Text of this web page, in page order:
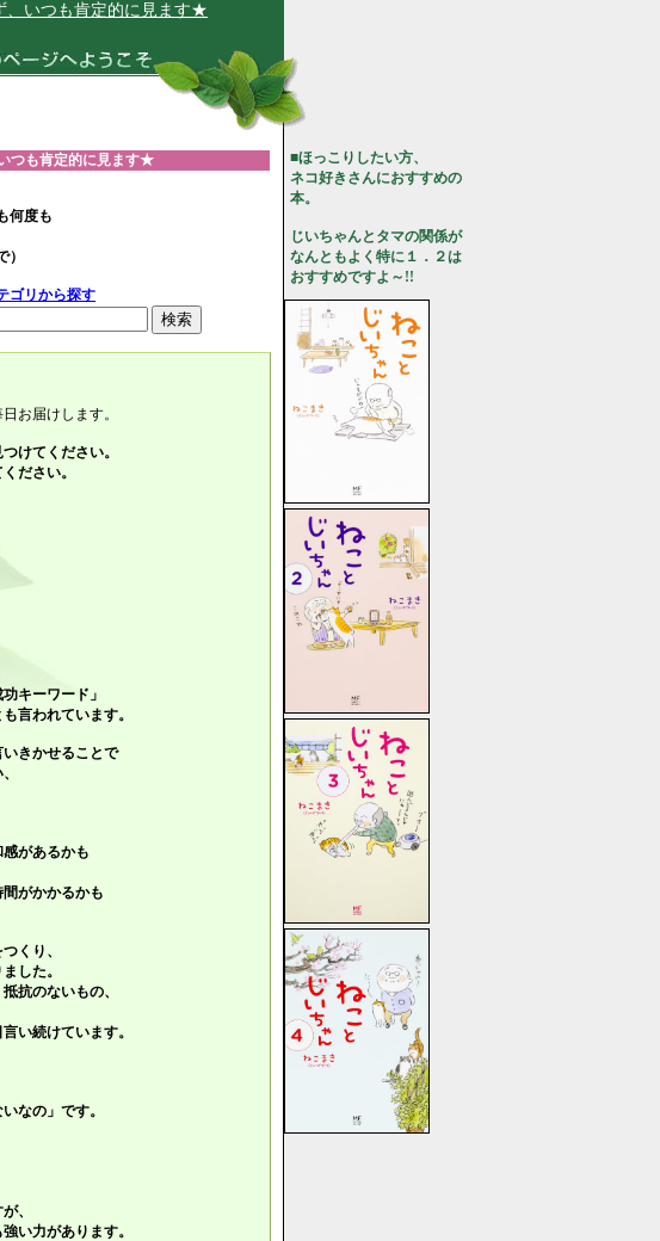
定的に見ます★
つも肯定的に見ます★
何度も
ゴリから探す
お届けします。
けてください。
ださい。
キーワード」
言われています。
きかせることで
があるかも
がかかるかも
くり、
した。
抗のないもの、
い続けています。
なの」です。
、
い力があります。
■ほっこりしたい方、
ネコ好きさんにおすすめの
本。
じいちゃんとタマの関係が
なんともよく特に１．２は
おすすめですよ～!!